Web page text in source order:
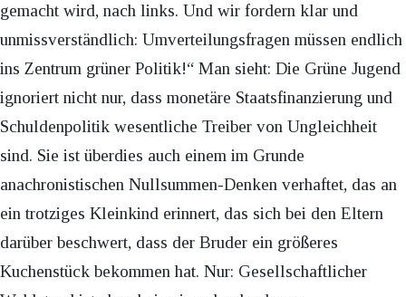
gemacht wird, nach links. Und wir fordern klar und
unmissverständlich: Umverteilungsfragen müssen endlich
ins Zentrum grüner Politik!“ Man sieht: Die Grüne Jugend
ignoriert nicht nur, dass monetäre Staatsfinanzierung und
Schuldenpolitik wesentliche Treiber von Ungleichheit
sind. Sie ist überdies auch einem im Grunde
anachronistischen Nullsummen-Denken verhaftet, das an
ein trotziges Kleinkind erinnert, das sich bei den Eltern
darüber beschwert, dass der Bruder ein größeres
Kuchenstück bekommen hat. Nur: Gesellschaftlicher